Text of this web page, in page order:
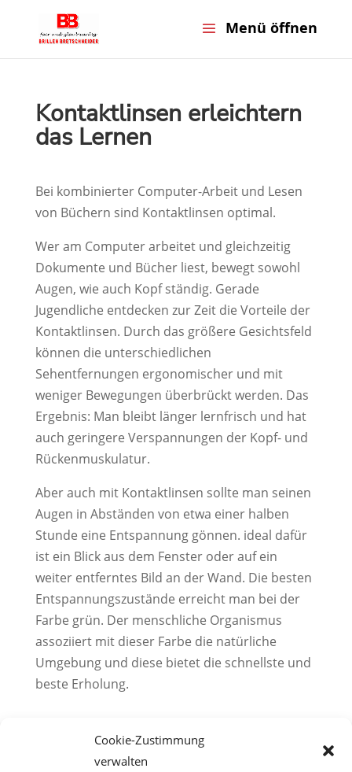
Cookie-Zustimmung
verwalten
Kontaktlinsen erleichtern
das Lernen
Bei kombinierter Computer-Arbeit und Lesen
von Büchern sind Kontaktlinsen optimal.
Wer am Computer arbeitet und gleichzeitig
Dokumente und Bücher liest, bewegt sowohl
Augen, wie auch Kopf ständig. Gerade
Jugendliche entdecken zur Zeit die Vorteile der
Kontaktlinsen. Durch das größere Gesichtsfeld
können die unterschiedlichen
Sehentfernungen ergonomischer und mit
weniger Bewegungen überbrückt werden. Das
Ergebnis: Man bleibt länger lernfrisch und hat
auch geringere Verspannungen der Kopf- und
Rückenmuskulatur.
Aber auch mit Kontaktlinsen sollte man seinen
Augen in Abständen von etwa einer halben
Stunde eine Entspannung gönnen. ideal dafür
ist ein Blick aus dem Fenster oder auf ein
weiter entferntes Bild an der Wand. Die besten
Entspannungszustände erreicht man bei der
Farbe grün. Der menschliche Organismus
assoziiert mit dieser Farbe die natürliche
Umgebung und diese bietet die schnellste und
beste Erholung.